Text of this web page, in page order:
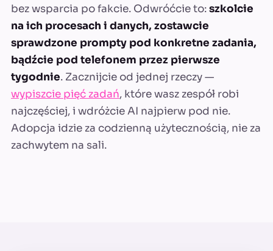
bez wsparcia po fakcie. Odwróćcie to:szkolcie
na ich procesach i danych, zostawcie
sprawdzone prompty pod konkretne zadania,
bądźcie pod telefonem przez pierwsze
tygodnie. Zacznijcie od jednej rzeczy —
wypiszcie pięć zadań, które wasz zespół robi
najczęściej, i wdróżcie AI najpierw pod nie.
Adopcja idzie za codzienną użytecznością, nie za
zachwytem na sali.